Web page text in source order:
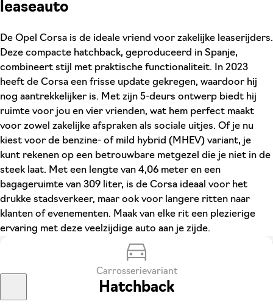
leaseauto
De Opel Corsa is de ideale vriend voor zakelijke leaserijders.
Deze compacte hatchback, geproduceerd in Spanje,
combineert stijl met praktische functionaliteit. In 2023
heeft de Corsa een frisse update gekregen, waardoor hij
nog aantrekkelijker is. Met zijn 5-deurs ontwerp biedt hij
ruimte voor jou en vier vrienden, wat hem perfect maakt
voor zowel zakelijke afspraken als sociale uitjes. Of je nu
kiest voor de benzine- of mild hybrid (MHEV) variant, je
kunt rekenen op een betrouwbare metgezel die je niet in de
steek laat. Met een lengte van 4,06 meter en een
bagageruimte van 309 liter, is de Corsa ideaal voor het
drukke stadsverkeer, maar ook voor langere ritten naar
klanten of evenementen. Maak van elke rit een plezierige
ervaring met deze veelzijdige auto aan je zijde.
Carrosserievariant
Hatchback